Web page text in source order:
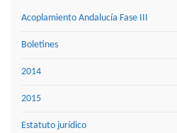
Acoplamiento Andalucía Fase III
Boletines
2014
2015
Estatuto jurídico